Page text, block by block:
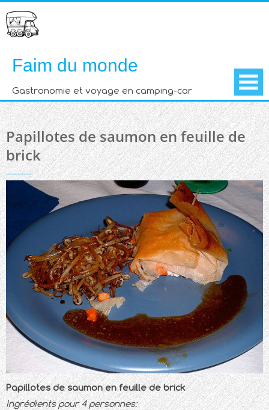
to
content
Faim du monde
Gastronomie et voyage en camping-car
Papillotes de saumon en feuille de
brick
Papillotes de saumon en feuille de brick
Ingrédients pour 4 personnes: